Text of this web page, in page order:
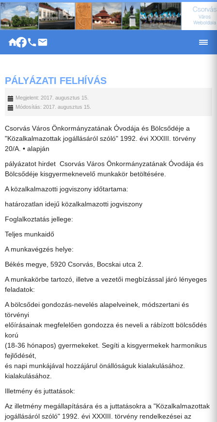
|
PÁLYÁZATI FELHÍVÁS
Megjelent: 2017. augusztus 15.
Módosítás: 2017. augusztus 15.
Csorvás Város Önkormányzatának Óvodája és Bölcsődéje a
"Közalkalmazottak jogállásáról szóló" 1992. évi XXXIII. törvény
20/A. • alapján
pályázatot hirdet Csorvás Város Önkormányzatának Óvodája és
Bölcsődéje kisgyermeknevelő munkakör betöltésére.
A közalkalmazotti jogviszony időtartama:
határozatlan idejű közalkalmazotti jogviszony
Foglalkoztatás jellege:
Teljes munkaidő
A munkavégzés helye:
Békés megye, 5920 Csorvás, Bocskai utca 2.
A munkakörbe tartozó, illetve a vezetői megbízással járó lényeges
feladatok:
A bölcsődei gondozás-nevelés alapelveinek, módszertani és
törvényi
előírásainak megfelelően gondozza és neveli a rábízott bölcsődés
korú
(18-36 hónapos) gyermekeket. Segíti a kisgyermekek harmonikus
fejlődését,
és napi munkájával hozzájárul önállóságuk kialakulásához.
kialakulásához.
Illetmény és juttatások:
Az illetmény megállapítására és a juttatásokra a "Közalkalmazottak
jogállásáról szóló" 1992. évi XXXIII. törvény rendelkezései az